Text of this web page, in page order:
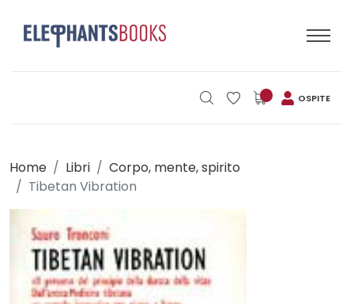
OSPITE
Home Libri
Corpo, mente, spirito
Tibetan Vibration